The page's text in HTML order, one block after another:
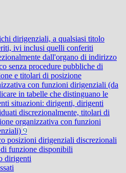
dirigenziali, a qualsiasi titolo
ivi inclusi quelli conferiti
dall'organo di indirizzo
senza procedure pubbliche di
e titolari di posizione
con funzioni dirigenziali (da
in tabelle che distinguano le
situazioni: dirigenti, dirigenti
discrezionalmente, titolari di
organizzativa con funzioni
9
posizioni dirigenziali discrezionali
funzione disponibili
dirigenti